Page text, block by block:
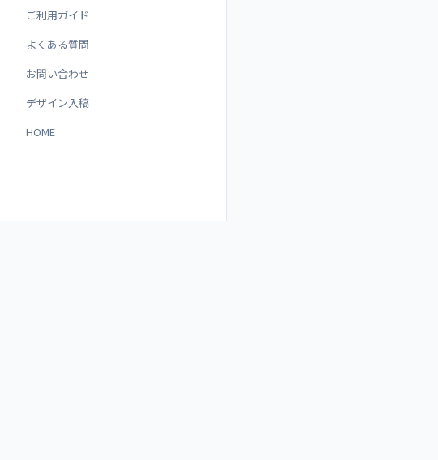
ご利用ガイド
よくある質問
お問い合わせ
デザイン入稿
HOME